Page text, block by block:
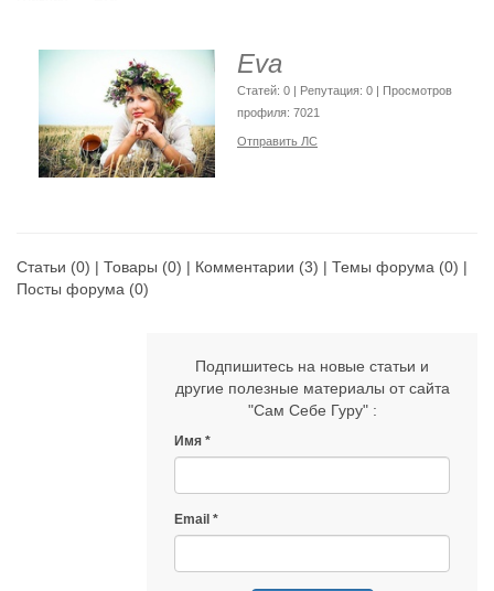
Eva
Cтатей: 0 | Репутация: 0 | Просмотров
профиля: 7021
Отправить ЛС
Статьи (0) | Товары (0) | Комментарии (3) | Темы форума (0) |
Посты форума (0)
Подпишитесь на новые статьи и
другие полезные материалы от сайта
"Сам Себе Гуру" :
Имя
Email